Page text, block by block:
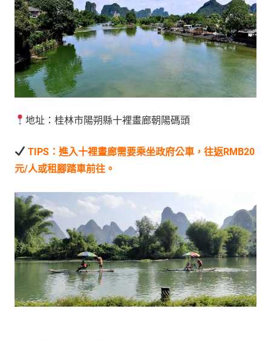
地址：桂林市陽朔縣十裡畫廊朝陽碼頭
TIPS：進入十裡畫廊需要乘坐政府公車，往返RMB20
元/人或租腳踏車前往。